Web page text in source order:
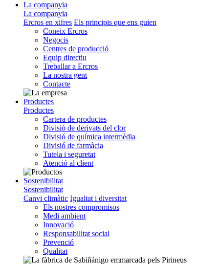
La companyia
La companyia
Ercros en xifres Els principis que ens guien
Coneix Ercros
Negocis
Centres de producció
Equip directiu
Treballar a Ercros
La nostra gent
Contacte
Productes
Productes
Cartera de productes
Divisió de derivats del clor
Divisió de química intermèdia
Divisió de farmàcia
Tutela i seguretat
Atenció al client
Sostenibilitat
Sostenibilitat
Canvi climàtic Igualtat i diversitat
Els nostres compromisos
Medi ambient
Innovació
Responsabilitat social
Prevenció
Qualitat